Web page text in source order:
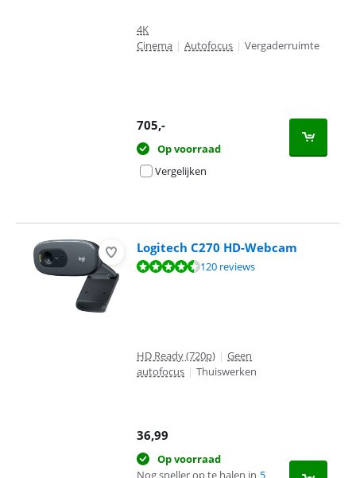
4K
Cinema | Autofocus | Vergaderruimte
705,-
Op voorraad
Vergelijken
Logitech C270 HD-Webcam
Beoordeling is 8,8 van de 10, gebaseerd op 120 reviews.
120 reviews
HD Ready (720p) | Geen
autofocus | Thuiswerken
36,99
Op voorraad
Nog sneller op te halen in 5